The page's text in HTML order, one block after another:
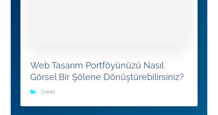
Web Tasarım Portföyünüzü Nasıl
Görsel Bir Şölene Dönüştürebilirsiniz?
Genel